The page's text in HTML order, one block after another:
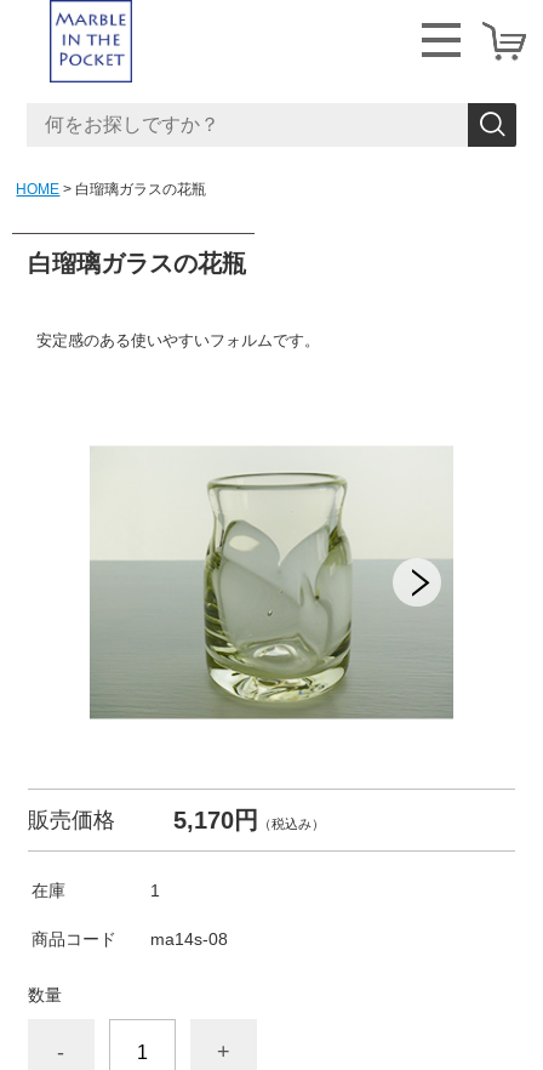
HOME 白瑠璃ガラスの花瓶
白瑠璃ガラスの花瓶
安定感のある使いやすいフォルムです。
販売価格 5,170円 （税込み）
在庫 1
商品コード ma14s-08
数量
- +